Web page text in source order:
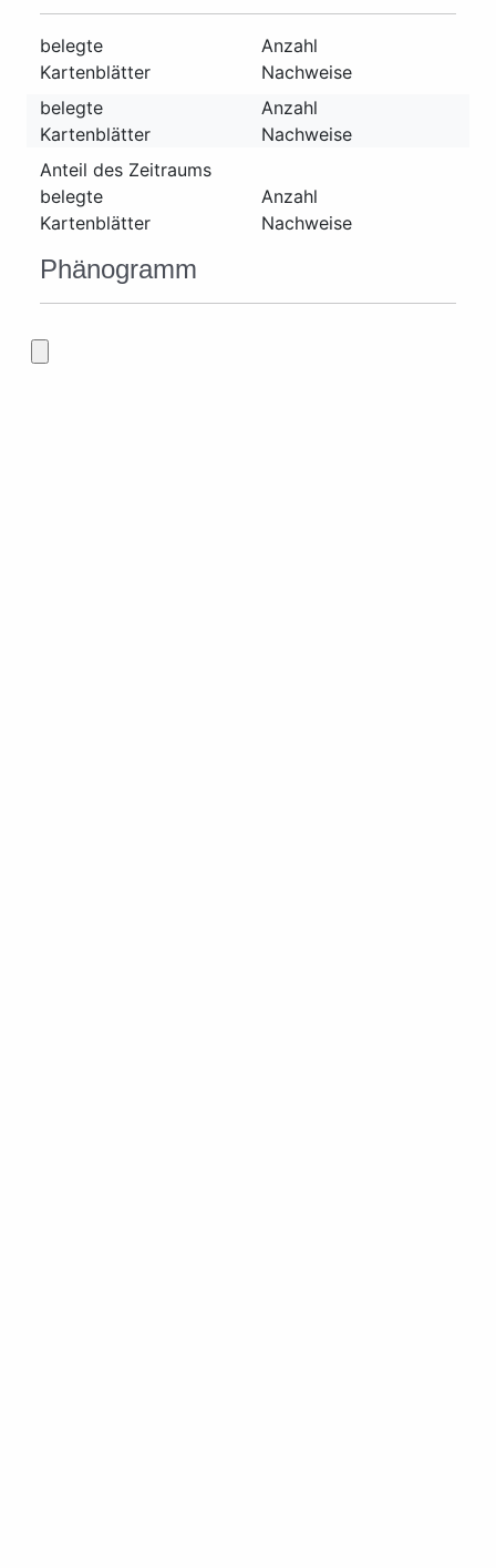
belegte
Kartenblätter
Anzahl
Nachweise
belegte
Kartenblätter
Anzahl
Nachweise
Anteil des Zeitraums
belegte
Kartenblätter
Anzahl
Nachweise
Phänogramm